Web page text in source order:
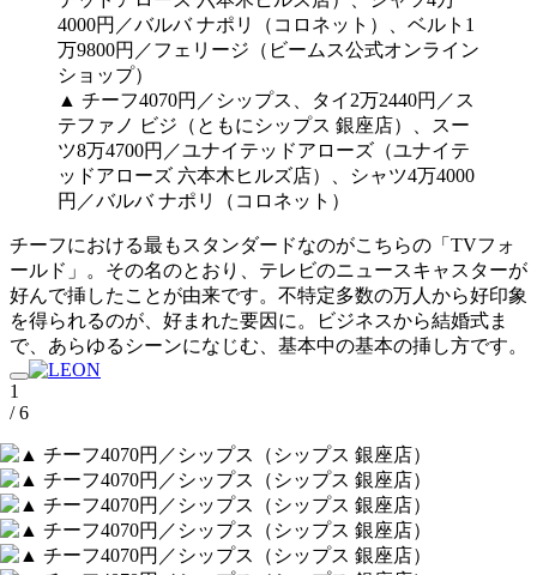
▲ チーフ4070円／シップス、タイ2万2440円／ス
テファノ ビジ（ともにシップス 銀座店）、スー
ツ8万4700円／ユナイテッドアローズ（ユナイテ
ッドアローズ 六本木ヒルズ店）、シャツ4万4000
円／バルバ ナポリ（コロネット）
チーフにおける最もスタンダードなのがこちらの「TVフォ
ールド」。その名のとおり、テレビのニュースキャスターが
好んで挿したことが由来です。不特定多数の万人から好印象
を得られるのが、好まれた要因に。ビジネスから結婚式ま
で、あらゆるシーンになじむ、基本中の基本の挿し方です。
1
/ 6